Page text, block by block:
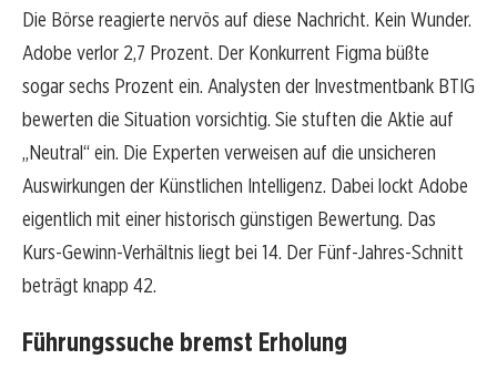
Die Börse reagierte nervös auf diese Nachricht. Kein Wunder.
Adobe verlor 2,7 Prozent. Der Konkurrent Figma büßte
sogar sechs Prozent ein. Analysten der Investmentbank BTIG
bewerten die Situation vorsichtig. Sie stuften die Aktie auf
„Neutral“ ein. Die Experten verweisen auf die unsicheren
Auswirkungen der Künstlichen Intelligenz. Dabei lockt Adobe
eigentlich mit einer historisch günstigen Bewertung. Das
Kurs-Gewinn-Verhältnis liegt bei 14. Der Fünf-Jahres-Schnitt
beträgt knapp 42.
Führungssuche bremst Erholung